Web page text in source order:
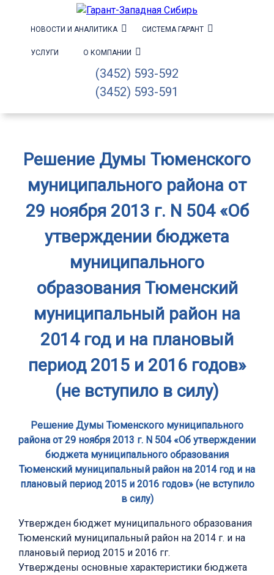
НОВОСТИ И АНАЛИТИКА СИСТЕМА ГАРАНТ
УСЛУГИ О КОМПАНИИ
(3452) 593-592
(3452) 593-591
Решение Думы Тюменского
муниципального района от
29 ноября 2013 г. N 504 «Об
утверждении бюджета
муниципального
образования Тюменский
муниципальный район на
2014 год и на плановый
период 2015 и 2016 годов»
(не вступило в силу)
Решение Думы Тюменского муниципального
района от 29 ноября 2013 г. N 504 «Об утверждении
бюджета муниципального образования
Тюменский муниципальный район на 2014 год и на
плановый период 2015 и 2016 годов» (не вступило
в силу)
Утвержден бюджет муниципального образования
Тюменский муниципальный район на 2014 г. и на
плановый период 2015 и 2016 гг.
Утверждены основные характеристики бюджета